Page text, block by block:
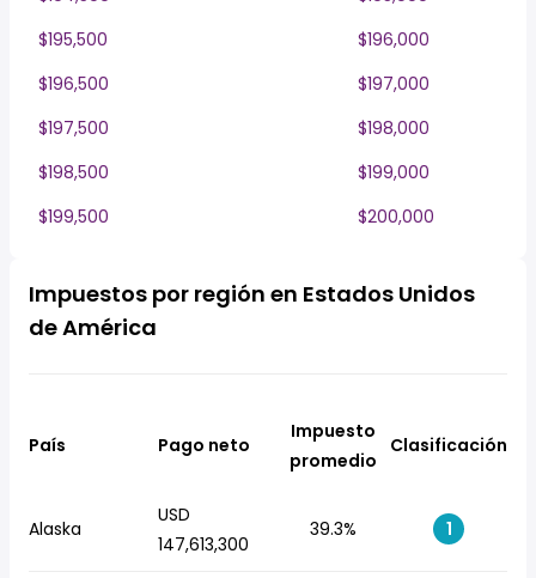
$195,500
$196,000
$196,500
$197,000
$197,500
$198,000
$198,500
$199,000
$199,500
$200,000
Impuestos por región en Estados Unidos
de América
País Pago neto
Impuesto
promedio
Clasificación
Alaska
USD
147,613,300
39.3% 1